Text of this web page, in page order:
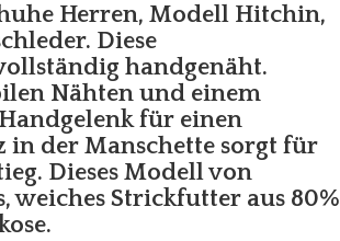
Herren, Modell Hitchin,
Diese
handgenäht.
Nähten und einem
für einen
in der Manschette sorgt für
Dieses Modell von
weiches Strickfutter aus 80%